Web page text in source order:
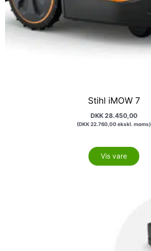
Stihl iMOW 7
DKK 28.450,00
(DKK22.760,00ekskl. moms)
Vis vare